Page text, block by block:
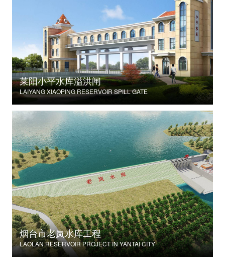
莱阳小平水库溢洪闸
LAIYANG XIAOPING RESERVOIR SPILL GATE
烟台市老岚水库工程
LAOLAN RESERVOIR PROJECT IN YANTAI CITY